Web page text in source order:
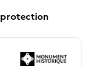
protection